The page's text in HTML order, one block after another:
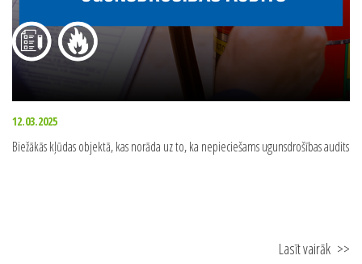
12.03.2025
Biežākās kļūdas objektā, kas norāda uz to, ka nepieciešams ugunsdrošības audits
Lasīt vairāk >>